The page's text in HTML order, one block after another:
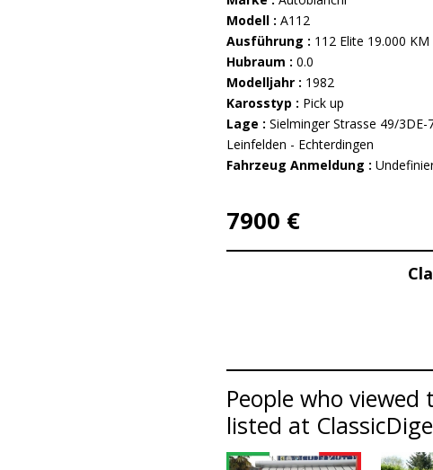
Modell : A112
Ausführung : 112 Elite 19.000
Hubraum : 0.0
Modelljahr : 1982
Karosstyp : Pick up
Lage : Sielminger Strasse 49/3DE-
Leinfelden - Echterdingen
Fahrzeug Anmeldung :
7900 €
People who
listed at